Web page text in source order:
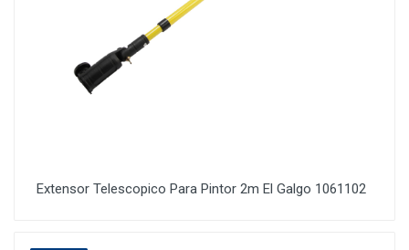
Extensor Telescopico Para Pintor 2m El Galgo 1061102